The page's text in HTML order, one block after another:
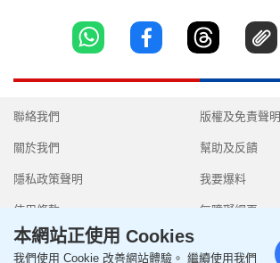
聯絡我們
關於我們
隱私政策聲明
使用條款
版權及免責聲明
幫助及反饋
我要爆料
無障礙網頁
本網站正使用 Cookies
我們使用 Cookie 改善網站體驗。 繼續使用我們